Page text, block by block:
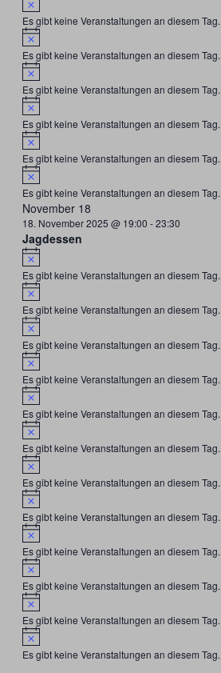
Es gibt keine Veranstaltungen an diesem Tag.
Hinweis
Es gibt keine Veranstaltungen an diesem Tag.
Hinweis
Es gibt keine Veranstaltungen an diesem Tag.
Hinweis
Es gibt keine Veranstaltungen an diesem Tag.
Hinweis
Es gibt keine Veranstaltungen an diesem Tag.
Hinweis
Es gibt keine Veranstaltungen an diesem Tag.
November 18
18. November 2025 @ 19:00 -23:30
Jagdessen
Hinweis
Es gibt keine Veranstaltungen an diesem Tag.
Hinweis
Es gibt keine Veranstaltungen an diesem Tag.
Hinweis
Es gibt keine Veranstaltungen an diesem Tag.
Hinweis
Es gibt keine Veranstaltungen an diesem Tag.
Hinweis
Es gibt keine Veranstaltungen an diesem Tag.
Hinweis
Es gibt keine Veranstaltungen an diesem Tag.
Hinweis
Es gibt keine Veranstaltungen an diesem Tag.
Hinweis
Es gibt keine Veranstaltungen an diesem Tag.
Hinweis
Es gibt keine Veranstaltungen an diesem Tag.
Hinweis
Es gibt keine Veranstaltungen an diesem Tag.
Hinweis
Es gibt keine Veranstaltungen an diesem Tag.
Hinweis
Es gibt keine Veranstaltungen an diesem Tag.